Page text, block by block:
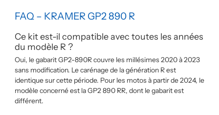
FAQ – KRAMER GP2 890 R
Ce kit est-il compatible avec toutes les années
du modèle R ?
Oui, le gabarit GP2-890R couvre les millésimes 2020 à 2023
sans modification. Le carénage de la génération R est
identique sur cette période. Pour les motos à partir de 2024, le
modèle concerné est la GP2 890 RR, dont le gabarit est
différent.